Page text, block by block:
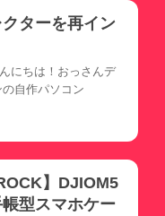
ターを再イン
にちは！おっさんデ
自作パソコン
】DJIOM5
型スマホケー